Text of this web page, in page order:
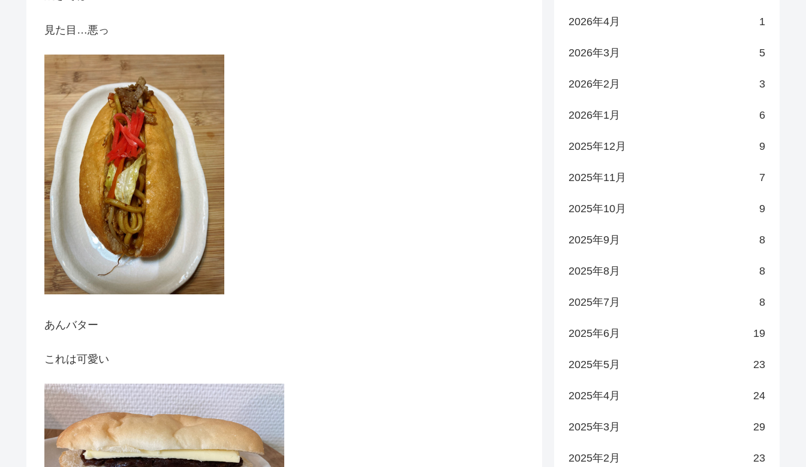
見た目…悪っ
あんバター
これは可愛い
2026年4月 1
2026年3月 5
2026年2月 3
2026年1月 6
2025年12月 9
2025年11月 7
2025年10月 9
2025年9月 8
2025年8月 8
2025年7月 8
2025年6月 19
2025年5月 23
2025年4月 24
2025年3月 29
2025年2月 23